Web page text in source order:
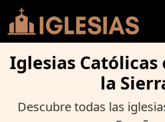
Iglesias Católicas
la
Descubre todas las